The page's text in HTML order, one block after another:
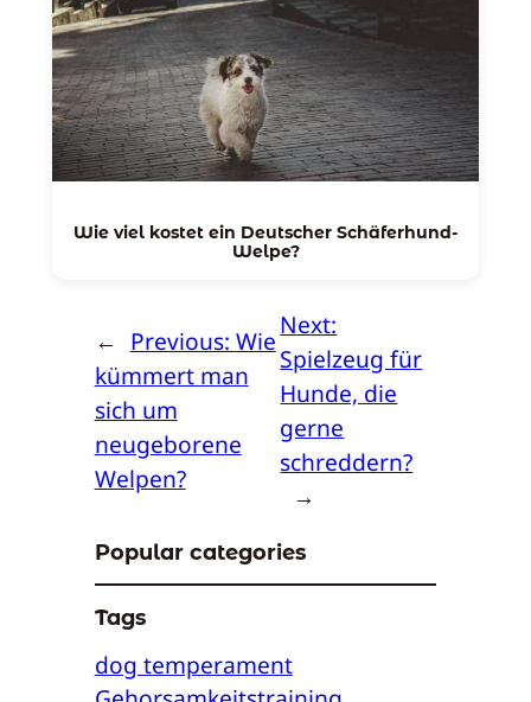
Wie viel kostet ein Deutscher Schäferhund-
Welpe?
← Previous: Wie
kümmert man
sich um
neugeborene
Welpen?
Next:
Spielzeug für
Hunde, die
gerne
schreddern?
→
Popular categories
Tags
dog temperament